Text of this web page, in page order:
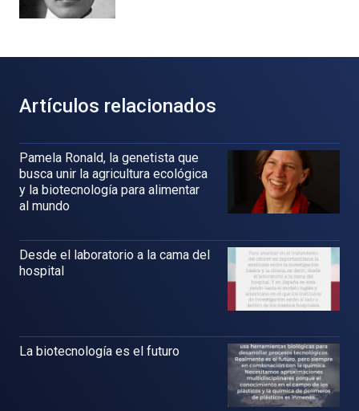
Artículos relacionados
Pamela Ronald, la genetista que
busca unir la agricultura ecológica
y la biotecnología para alimentar
al mundo
Desde el laboratorio a la cama del
hospital
La biotecnología es el futuro